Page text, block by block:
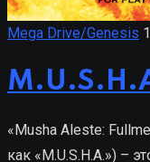
Mega Drive/Genesis
«Musha Aleste:
как «M.U.S.H.A.») –